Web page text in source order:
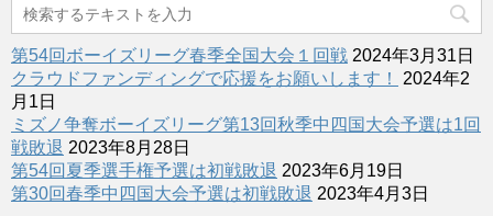
第54回ボーイズリーグ春季全国大会１回戦 2024年3月31日
クラウドファンディングで応援をお願いします！
2024年2
月1日
ミズノ争奪ボーイズリーグ第13回秋季中四国大会予選は1回
戦敗退 2023年8月28日
第54回夏季選手権予選は初戦敗退 2023年6月19日
第30回春季中四国大会予選は初戦敗退 2023年4月3日